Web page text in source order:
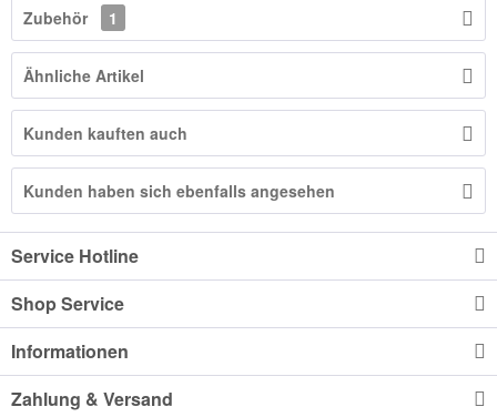
Zubehör 1
Ähnliche Artikel
Kunden kauften auch
Kunden haben sich ebenfalls angesehen
Service Hotline
Shop Service
Informationen
Zahlung & Versand